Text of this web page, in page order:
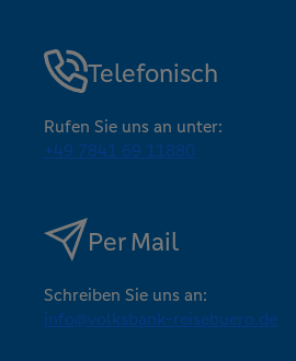
Telefonisch
Rufen Sie uns an unter:
+49 7841 69 11880
Per Mail
Schreiben Sie uns an:
info@volksbank-reisebuero.de